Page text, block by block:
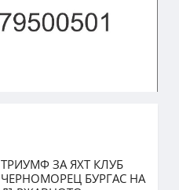
ТРИУМФ ЗА ЯХТ КЛУБ
ЧЕРНОМОРЕЦ БУРГАС НА